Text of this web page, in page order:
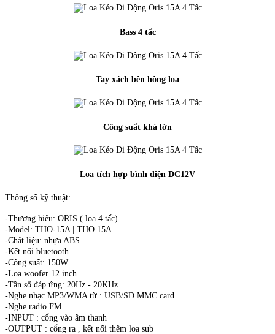
Bass 4 tấc
Tay xách bên hông loa
Công suất khá lớn
Loa tích hợp bình điện DC12V
Thông số kỹ thuật:
-Thương hiệu: ORIS ( loa 4 tấc)
-Model: THO-15A | THO 15A
-Chất liệu: nhựa ABS
-Kết nối bluetooth
-Công suất: 150W
-Loa woofer 12 inch
-Tần số đáp ứng: 20Hz - 20KHz
-Nghe nhạc MP3/WMA từ : USB/SD.MMC card
-Nghe radio FM
-INPUT : cổng vào âm thanh
-OUTPUT : cổng ra , kết nối thêm loa sub